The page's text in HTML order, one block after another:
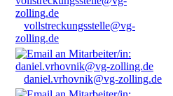
vollstreckungsstelle@vg-
zolling.de
daniel.vrhovnik@vg-zolling.de